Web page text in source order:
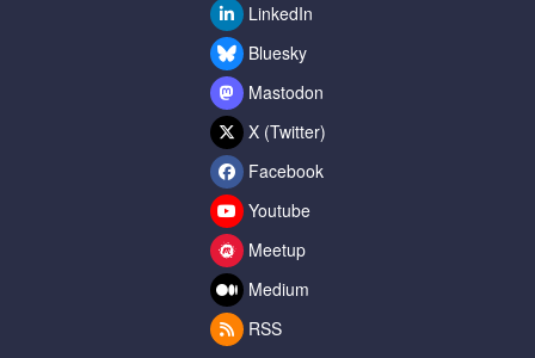
LinkedIn
Bluesky
Mastodon
X (Twitter)
Facebook
Youtube
Meetup
Medium
RSS